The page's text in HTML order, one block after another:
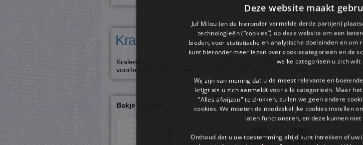
Kralenplank chinezen
Kralenplankjes chinezen: Om de fijne motoriek en het namaken van
voorbeelden. De kinderen kunnen aan de slag met het naleggen van
Bakje met rijst Chinees1
Deze website maakt
Juf Milou (en de hieronder vermelde derde partijen)
technologieën (“cookies”) op deze website om een
bieden, voor statistische en analytische doeleinden en om
kunt hieronder meer lezen over cookiecategorieën en de
welke categorieën u zich wilt
Wij zijn van mening dat u de meest relevante en
krijgt als u zich aanmeldt voor alle categorieën. Maar
"Alles afwijzen" te drukken, zullen we geen andere
cookies. We moeten de noodzakelijke cookies instellen
laten functioneren, en deze kunnen
Onthoud dat u uw toestemming altijd kunt intrekken of